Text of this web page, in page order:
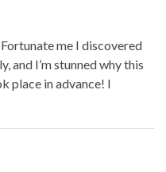
me I discovered
and I’m stunned why this
place in advance! I